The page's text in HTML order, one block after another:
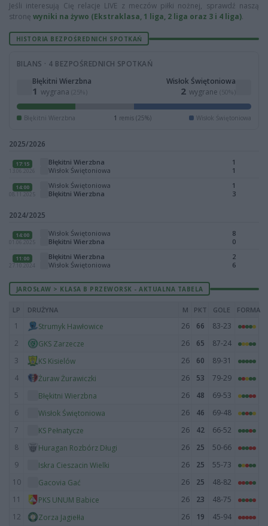
Jeśli interesują Cię relacje LIVE z meczów piłki nożnej, sprawdź naszą
stronę wyniki na żywo (Ekstraklasa, 1 liga, 2 liga oraz 3 i 4 liga).
HISTORIA BEZPOŚREDNICH SPOTKAŃ
BILANS · 4 BEZPOŚREDNICH SPOTKAŃ
Błękitni Wierzbna
1 wygrana (25%)
Wisłok Świętoniowa
2 wygrane (50%)
Błękitni Wierzbna 1 remis (25%) Wisłok Świętoniowa
2025/2026
17:15
13.06.2026
Błękitni Wierzbna
Wisłok Świętoniowa
1
1
14:00
08.11.2025
Wisłok Świętoniowa
Błękitni Wierzbna
1
3
2024/2025
14:00
01.06.2025
Wisłok Świętoniowa
Błękitni Wierzbna
8
0
11:00
27.10.2024
Błękitni Wierzbna
Wisłok Świętoniowa
2
6
JAROSŁAW > KLASA B PRZEWORSK - AKTUALNA TABELA
LP DRUŻYNA M PKT GOLE FORMA
1 Strumyk Hawłowice 26 66
83-23
2
GKS Zarzecze 26 65
87-24
3
KS Kisielów 26 60
89-31
4
Żuraw Żurawiczki 26 53
79-29
5
Błękitni Wierzbna 26 48
69-53
6
Wisłok Świętoniowa 26 46
69-48
7
KS Pełnatycze 26 42
66-52
8
Huragan Rozbórz Długi 26 25
50-66
9
Iskra Cieszacin Wielki 26 25
55-73
10
Gacovia Gać 26 25
48-82
11
PKS UNUM Babice 26 23
48-75
12
Zorza Jagiełła 26 19
45-94